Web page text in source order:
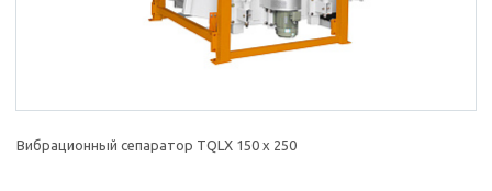
Вибрационный сепаратор TQLX 150 x 250